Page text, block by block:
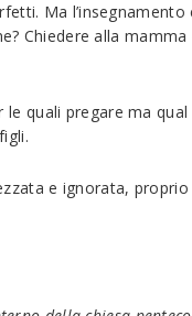
Ma
Chiedere alla
quali pregare ma
e ignorata,